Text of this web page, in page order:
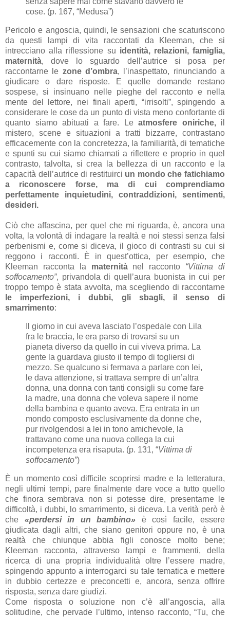
cose. (p. 167, “Medusa”)
Pericolo e angoscia, quindi, le sensazioni che scaturiscono
da questi lampi di vita raccontati da Kleeman, che si
intrecciano alla riflessione su identità, relazioni, famiglia,
maternità, dove lo sguardo dell’autrice si posa per
raccontarne le zone d’ombra, l’inaspettato, rinunciando a
giudicare o dare risposte. E quelle domande restano
sospese, si insinuano nelle pieghe del racconto e nella
mente del lettore, nei finali aperti, “irrisolti”, spingendo a
considerare le cose da un punto di vista meno confortante di
quanto siamo abituati a fare. Le atmosfere oniriche,il
mistero, scene e situazioni a tratti bizzarre, contrastano
efficacemente con la concretezza, la familiarità, di tematiche
e spunti su cui siamo chiamati a riflettere e proprio in quel
contrasto, talvolta, si crea la bellezza di un racconto e la
capacità dell’autrice di restituirci un mondo che fatichiamo
a riconoscere forse, ma di cui comprendiamo
perfettamente inquietudini, contraddizioni, sentimenti,
desideri.
Ciò che affascina, per quel che mi riguarda, è, ancora una
volta, la volontà di indagare la realtà e noi stessi senza falsi
perbenismi e, come si diceva, il gioco di contrasti su cui si
reggono i racconti. È in quest’ottica, per esempio, che
Kleeman racconta la maternità nel racconto “Vittima di
soffocamento”, privandola di quell’aura buonista in cui per
troppo tempo è stata avvolta, ma scegliendo di raccontarne
le imperfezioni, i dubbi, gli sbagli, il senso di
smarrimento:
Il giorno in cui aveva lasciato l’ospedale con Lila
fra le braccia, le era parso di trovarsi su un
pianeta diverso da quello in cui viveva prima. La
gente la guardava giusto il tempo di togliersi di
mezzo. Se qualcuno si fermava a parlare con lei,
le dava attenzione, si trattava sempre di un’altra
donna, una donna con tanti consigli su come fare
la madre, una donna che voleva sapere il nome
della bambina e quanto aveva. Era entrata in un
mondo composto esclusivamente da donne che,
pur rivolgendosi a lei in tono amichevole, la
trattavano come una nuova collega la cui
incompetenza era risaputa. (p. 131, “Vittima di
soffocamento”)
È un momento così difficile scoprirsi madre e la letteratura,
negli ultimi tempi, pare finalmente dare voce a tutto quello
che finora sembrava non si potesse dire, presentarne le
difficoltà, i dubbi, lo smarrimento, si diceva. La verità però è
che «perdersi in un bambino» è così facile, essere
giudicata dagli altri, che siano genitori oppure no, è una
realtà che chiunque abbia figli conosce molto bene;
Kleeman racconta, attraverso lampi e frammenti, della
ricerca di una propria individualità oltre l’essere madre,
spingendo appunto a interrogarci su tale tematica e mettere
in dubbio certezze e preconcetti e, ancora, senza offrire
risposta, senza dare giudizi.
Come risposta o soluzione non c’è all’angoscia, alla
solitudine, che pervade l’ultimo, intenso racconto, “Tu, che